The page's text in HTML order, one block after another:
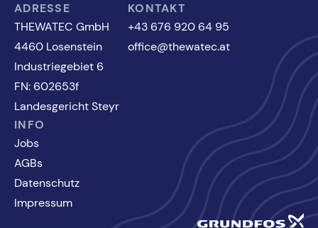
ADRESSE
THEWATEC GmbH
4460 Losenstein
Industriegebiet 6
FN: 602653f
Landesgericht Steyr
KONTAKT
+43 676 920 64 95
office@thewatec.at
INFO
Jobs
AGBs
Datenschutz
Impressum